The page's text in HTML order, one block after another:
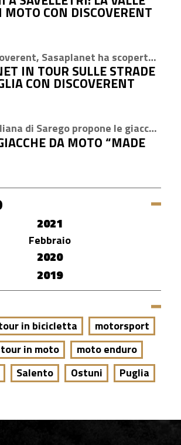
MOTO CON DISCOVERENT
Grazie a Discoverent, Sasaplanet ha scoperto la magia della nostra amata regione
IN TOUR SULLE STRADE
CON DISCOVERENT
L’azienda italiana di Sarego propone le giacche con la tecnologia H2Out, impermeabile, antivento e traspirante
DA MOTO “MADE
2021
Febbraio
2020
2019
in bicicletta
motorsport
tour in moto
moto enduro
Salento Ostuni Puglia